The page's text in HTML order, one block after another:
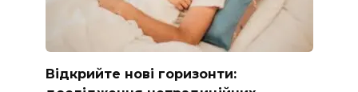
Відкрийте нові горизонти: